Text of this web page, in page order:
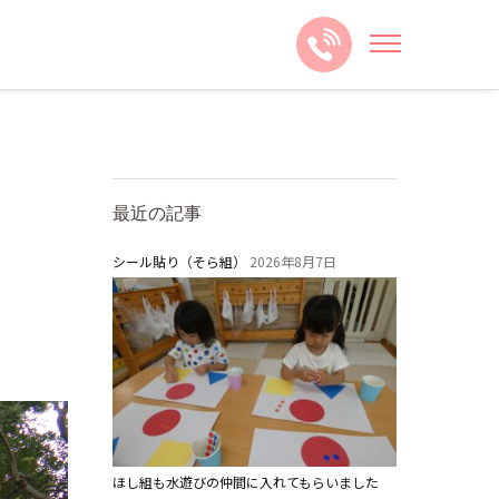
最近の記事
シール貼り（そら組） 2026年8月7日
ほし組も水遊びの仲間に入れてもらいました